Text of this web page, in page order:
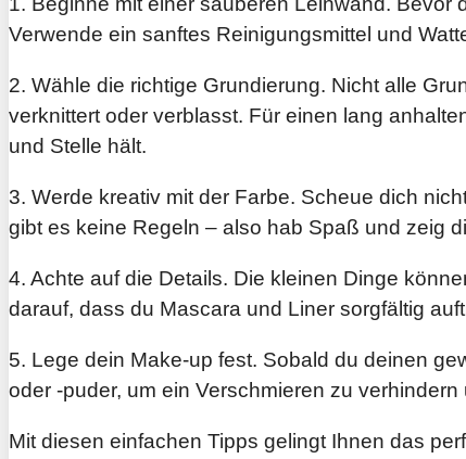
Verwende ein sanftes Reinigungsmittel und
2. Wähle die richtige Grundierung. Nicht alle
verknittert oder verblasst. Für einen lang
und Stelle hält.
3. Werde kreativ mit der Farbe. Scheue dich
gibt es keine Regeln – also hab Spaß und zeig
4. Achte auf die Details. Die kleinen Dinge
darauf, dass du Mascara und Liner sorgfältig
5. Lege dein Make-up fest. Sobald du deinen
oder -puder, um ein Verschmieren zu
Mit diesen einfachen Tipps gelingt Ihnen das